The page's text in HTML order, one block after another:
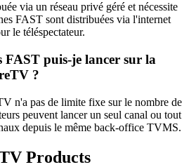
via un réseau privé géré et nécessite
FAST sont distribuées via l'internet
le téléspectateur.
FAST puis-je lancer sur la
?
n'a pas de limite fixe sur le nombre de
peuvent lancer un seul canal ou tout
depuis le même back-office TVMS.
Products